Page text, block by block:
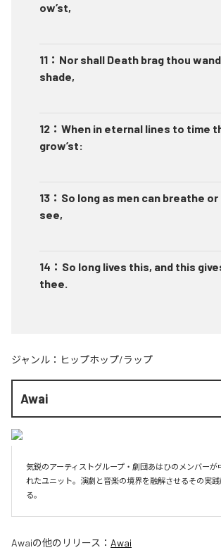
ow’st,
11 ： Nor shall Death brag thou
shade,
12 ： When in eternal lines to time
grow’st:
13 ： So long as men can breathe
see,
14 ： So long lives this, and this
thee.
ジャンル： ヒップホップ/ラップ
Awai
気鋭のアーティストグループ・劇団あはひのメンバーが
れたユニット。演劇と音楽の境界を融解させるその実
る。
Awaiの他のリリース： Awai